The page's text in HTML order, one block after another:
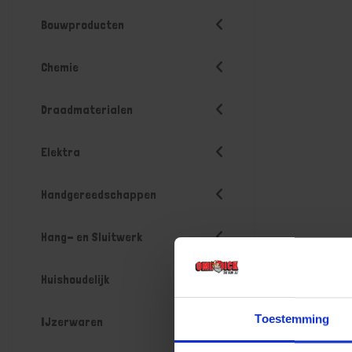
Toestemming
Bouwproducten
Chemie
Draadmaterialen
Elektra
Handgereedschappen
Hang- en Sluitwerk
Huishoudelijk
IJzerwaren